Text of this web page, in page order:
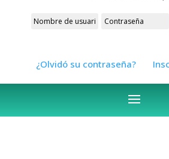
¿Olvidó su contraseña?